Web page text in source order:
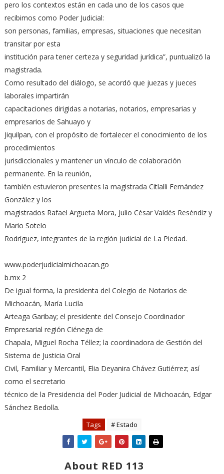
pero los contextos están en cada uno de los casos que
recibimos como Poder Judicial:
son personas, familias, empresas, situaciones que necesitan
transitar por esta
institución para tener certeza y seguridad jurídica”, puntualizó la
magistrada.
Como resultado del diálogo, se acordó que juezas y jueces
laborales impartirán
capacitaciones dirigidas a notarias, notarios, empresarias y
empresarios de Sahuayo y
Jiquilpan, con el propósito de fortalecer el conocimiento de los
procedimientos
jurisdiccionales y mantener un vínculo de colaboración
permanente. En la reunión,
también estuvieron presentes la magistrada Citlalli Fernández
González y los
magistrados Rafael Argueta Mora, Julio César Valdés Reséndiz y
Mario Sotelo
Rodríguez, integrantes de la región judicial de La Piedad.
www.poderjudicialmichoacan.go
b.mx 2
De igual forma, la presidenta del Colegio de Notarios de
Michoacán, María Lucila
Arteaga Garibay; el presidente del Consejo Coordinador
Empresarial región Ciénega de
Chapala, Miguel Rocha Téllez; la coordinadora de Gestión del
Sistema de Justicia Oral
Civil, Familiar y Mercantil, Elia Deyanira Chávez Gutiérrez; así
como el secretario
técnico de la Presidencia del Poder Judicial de Michoacán, Edgar
Sánchez Bedolla.
Tags # Estado
About RED 113